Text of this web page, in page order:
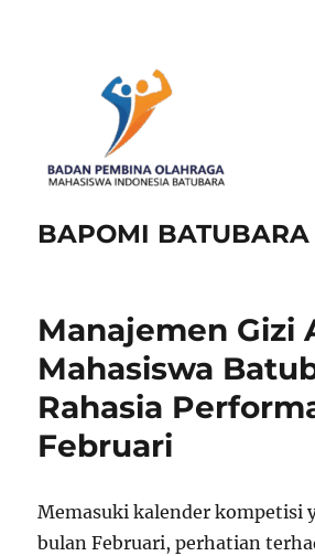
BAPOMI BATUBARA
Manajemen Gizi
Mahasiswa
Rahasia
Februari
Memasuki kalender kompetisi
bulan Februari, perhatian